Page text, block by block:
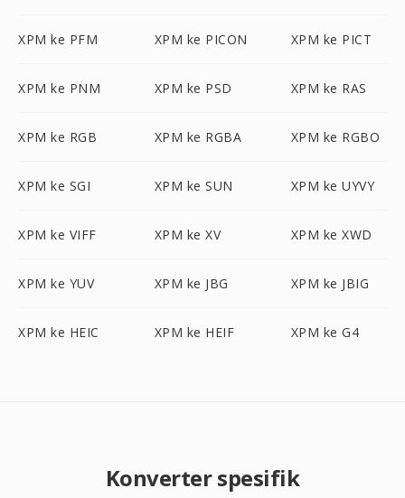
XPM ke PFM XPM ke PICON XPM ke PICT
XPM ke PNM XPM ke PSD XPM ke RAS
XPM ke RGB XPM ke RGBA XPM ke RGBO
XPM ke SGI XPM ke SUN XPM ke UYVY
XPM ke VIFF XPM ke XV XPM ke XWD
XPM ke YUV XPM ke JBG XPM ke JBIG
XPM ke HEIC XPM ke HEIF XPM ke G4
Konverter spesifik